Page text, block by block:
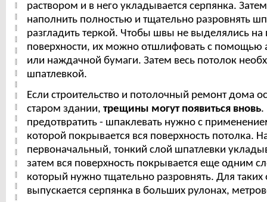
раствором и в него укладывается серпянка.
наполнить полностью и тщательно разровнять
разгладить теркой. Чтобы швы не выделялись на
поверхности, их можно отшлифовать с помощью
или наждачной бумаги. Затем весь потолок
шпатлевкой.
Если строительство и потолочный ремонт дома
старом здании, трещины могут появиться вновь.
предотвратить - шпаклевать нужно с
которой покрывается вся поверхность потолка.
первоначальный, тонкий слой шпатлевки
затем вся поверхность покрывается еще одним
который нужно тщательно разровнять. Для
выпускается серпянка в больших рулонах,